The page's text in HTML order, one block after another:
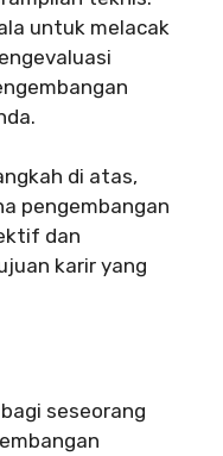
untuk melacak
di atas,
pengembangan
dan
karir yang
seseorang